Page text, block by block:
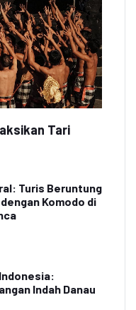
Tari
Turis Beruntung
Komodo di
Indah Danau